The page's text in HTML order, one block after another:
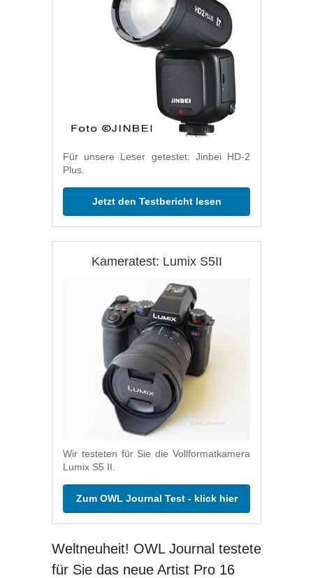
Für unsere Leser getestet: Jinbei HD-2
Plus.
Jetzt den Testbericht lesen
Kameratest: Lumix S5II
Wir testeten für Sie die Vollformatkamera
Lumix S5 II.
Zum OWL Journal Test - klick hier
Weltneuheit! OWL Journal testete
für Sie das neue Artist Pro 16